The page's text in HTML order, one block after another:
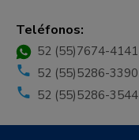
Teléfonos:
52 (55)7674-4141
52 (55)5286-3390
52 (55)5286-3544